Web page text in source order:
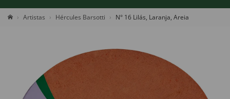
Artistas Hércules Barsotti N° 16 Lilás, Laranja, Areia